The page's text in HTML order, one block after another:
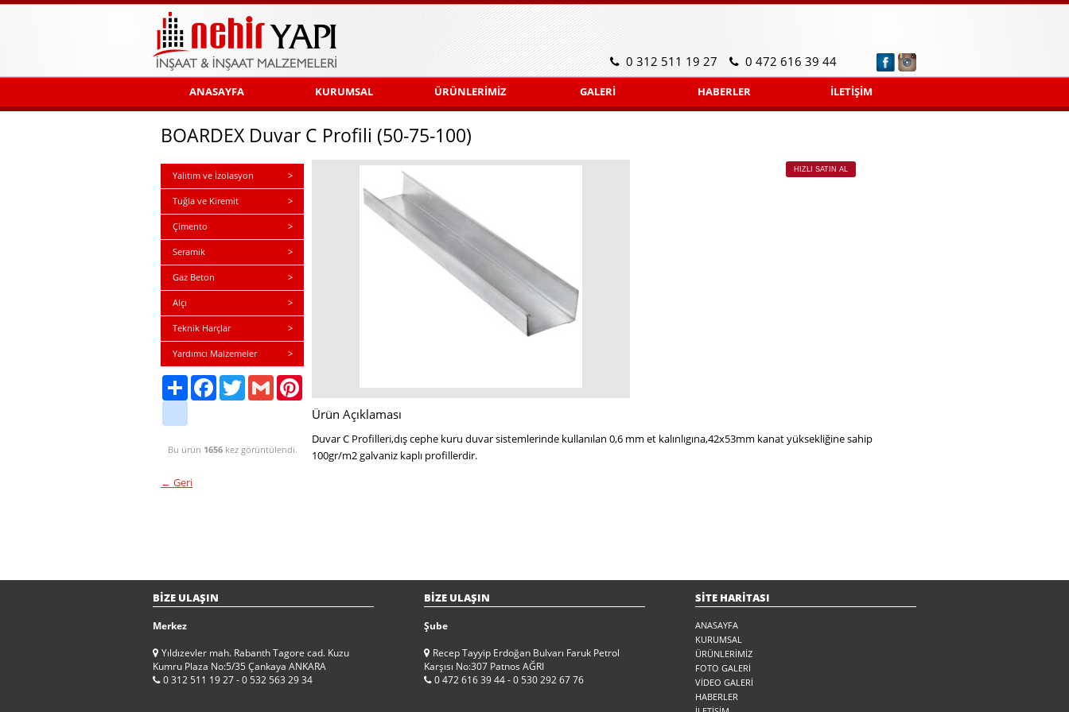
0 312 511 19 27 0 472 616 39 44
ANASAYFA KURUMSAL ÜRÜNLERİMİZ GALERİ HABERLER İLETİŞİM
BOARDEX Duvar C Profili (50-75-100)
Yalıtım ve İzolasyon >
Tuğla ve Kiremit >
Çimento >
Seramik >
Gaz Beton >
Alçı >
Teknik Harçlar >
Yardımcı Malzemeler >
Share FacebookTwitterGmail
Bu ürün 1656kez görüntülendi.
← Geri
HIZLI SATIN AL
Ürün Açıklaması
Duvar C Profilleri,dış cephe kuru duvar sistemlerinde kullanılan 0,6 mm et kalınlıgına,42x53mm kanat yüksekliğine sahip
100gr/m2 galvaniz kaplı profillerdir.
BİZE ULAŞIN
Merkez
Yıldızevler mah. Rabanth Tagore cad. Kuzu
Kumru Plaza No:5/35 Çankaya ANKARA
0 312 511 19 27 - 0 532 563 29 34
BİZE ULAŞIN
Şube
Recep Tayyip Erdoğan Bulvarı Faruk Petrol
Karşısı No:307 Patnos AĞRI
0 472 616 39 44 - 0 530 292 67 76
SİTE HARİTASI
ANASAYFA
KURUMSAL
ÜRÜNLERİMİZ
FOTO GALERİ
VİDEO GALERİ
HABERLER